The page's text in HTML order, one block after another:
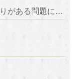
一部「アーティファクト」の能力に誤りがある問題について